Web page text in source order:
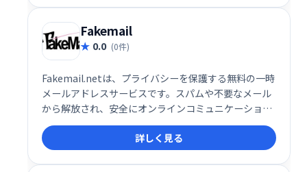
Fakemail
0.0 (0件)
Fakemail.netは、プライバシーを保護する無料の一時
メールアドレスサービスです。スパムや不要なメール
から解放され、安全にオンラインコミュニケーション
を楽しめます。直感的なインターフェースで簡単に利
用でき、自己破棄機能も備えています。個人情報の保
護を重視し、安心して使えるサービスです。
詳しく見る